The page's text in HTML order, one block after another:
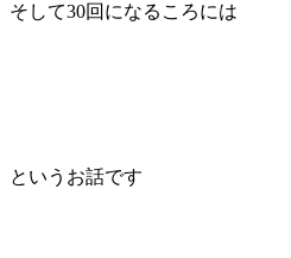
そして30回になるころには
というお話です